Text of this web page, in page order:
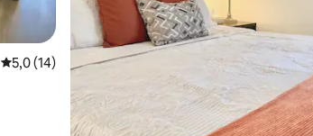
საშუალო შეფასებაა 5‑დან 5,0, 14 მიმოხილვა
5,0 (14)